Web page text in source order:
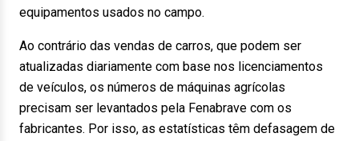
equipamentos usados no campo.
Ao contrário das vendas de carros, que podem ser
atualizadas diariamente com base nos licenciamentos
de veículos, os números de máquinas agrícolas
precisam ser levantados pela Fenabrave com os
fabricantes. Por isso, as estatísticas têm defasagem de